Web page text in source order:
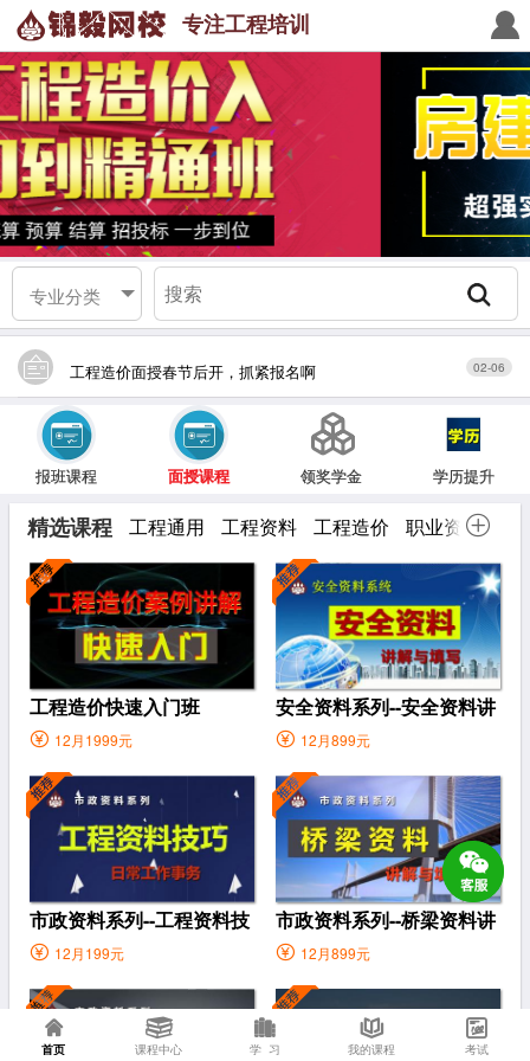
专注工程培训
专业分类
工程造价面授春节后开，抓紧报名啊 02-06
报班课程 面授课程 领奖学金 学历提升
精选课程 工程通用 工程资料 工程造价 职业资格
工程造价快速入门班
12月1999元
安全资料系列--安全资料讲
解 与填写
12月899元
市政资料系列--工程资料技
巧--日常工作事务
12月199元
市政资料系列--桥梁资料讲
解与填写
12月899元
首页 课程中心 学 习 我的课程 考试